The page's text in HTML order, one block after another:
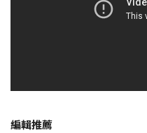
編輯推薦